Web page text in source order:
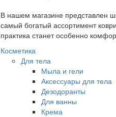
В нашем магазине представлен
самый богатый ассортимент
практика станет особенно
Косметика
Для тела
Мыла и гели
Аксессуары для тела
Дезодоранты
Для ванны
Крема